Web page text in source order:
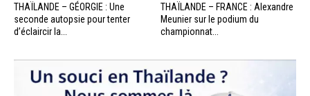
THAÏLANDE – GÉORGIE : Une
seconde autopsie pour tenter
d’éclaircir la...
THAÏLANDE – FRANCE : Alexandre
Meunier sur le podium du
championnat...